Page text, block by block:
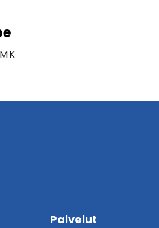
Palvelut